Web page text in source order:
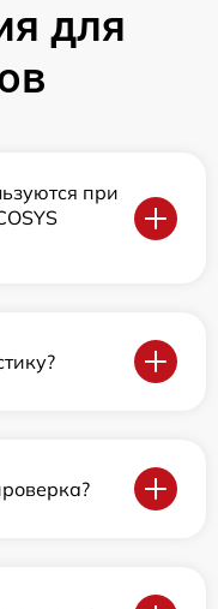
для
при